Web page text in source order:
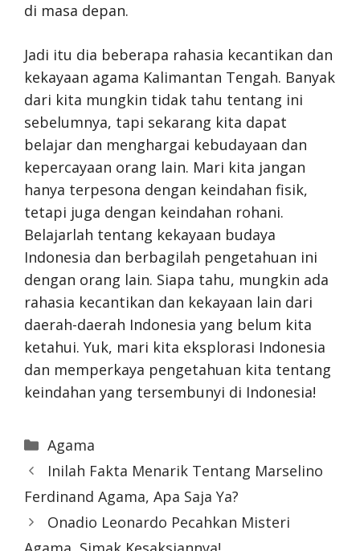
di masa depan.
Jadi itu dia beberapa rahasia kecantikan dan
kekayaan agama Kalimantan Tengah. Banyak
dari kita mungkin tidak tahu tentang ini
sebelumnya, tapi sekarang kita dapat
belajar dan menghargai kebudayaan dan
kepercayaan orang lain. Mari kita jangan
hanya terpesona dengan keindahan fisik,
tetapi juga dengan keindahan rohani.
Belajarlah tentang kekayaan budaya
Indonesia dan berbagilah pengetahuan ini
dengan orang lain. Siapa tahu, mungkin ada
rahasia kecantikan dan kekayaan lain dari
daerah-daerah Indonesia yang belum kita
ketahui. Yuk, mari kita eksplorasi Indonesia
dan memperkaya pengetahuan kita tentang
keindahan yang tersembunyi di Indonesia!
Categories
Agama
Inilah Fakta Menarik Tentang Marselino
Ferdinand Agama, Apa Saja Ya?
Onadio Leonardo Pecahkan Misteri